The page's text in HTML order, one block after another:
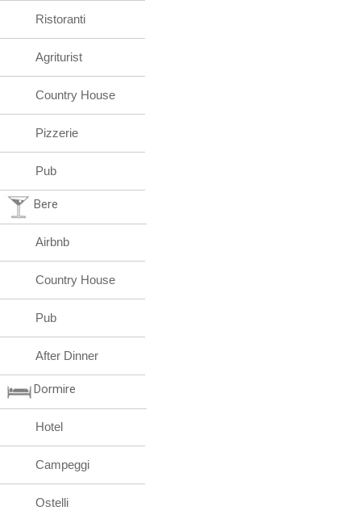
Ristoranti
Agriturist
Country House
Pizzerie
Pub
Bere
Airbnb
Country House
Pub
After Dinner
Dormire
Hotel
Campeggi
Ostelli